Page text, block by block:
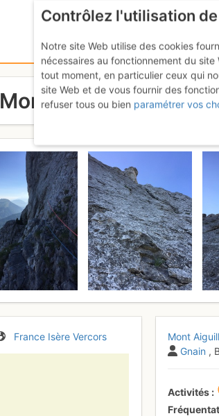
Mont Aiguille : La
France Isère Vercors Mont
Gnain ,
Activités
Contrôlez l'utilisation
Notre site Web utilise des cookies
nécessaires au fonctionnement du
tout moment, en particulier ceux qui
site Web et de vous fournir des
refuser tous ou bien paramétrer vos